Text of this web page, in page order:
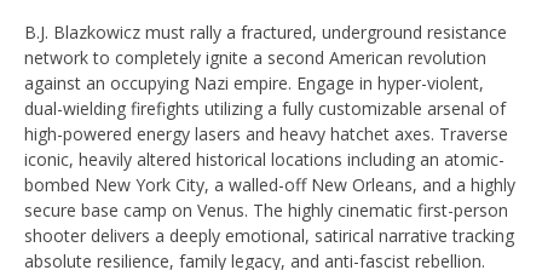
B.J. Blazkowicz must rally a fractured, underground resistance
network to completely ignite a second American revolution
against an occupying Nazi empire. Engage in hyper-violent,
dual-wielding firefights utilizing a fully customizable arsenal of
high-powered energy lasers and heavy hatchet axes. Traverse
iconic, heavily altered historical locations including an atomic-
bombed New York City, a walled-off New Orleans, and a highly
secure base camp on Venus. The highly cinematic first-person
shooter delivers a deeply emotional, satirical narrative tracking
absolute resilience, family legacy, and anti-fascist rebellion.